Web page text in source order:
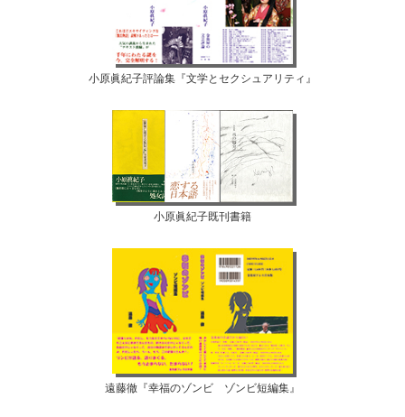
小原眞紀子評論集『文学とセクシュアリティ』
小原眞紀子既刊書籍
遠藤徹『幸福のゾンビ ゾンビ短編集』